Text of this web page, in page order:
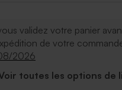
validez votre panier
de votre
2026
toutes les options de